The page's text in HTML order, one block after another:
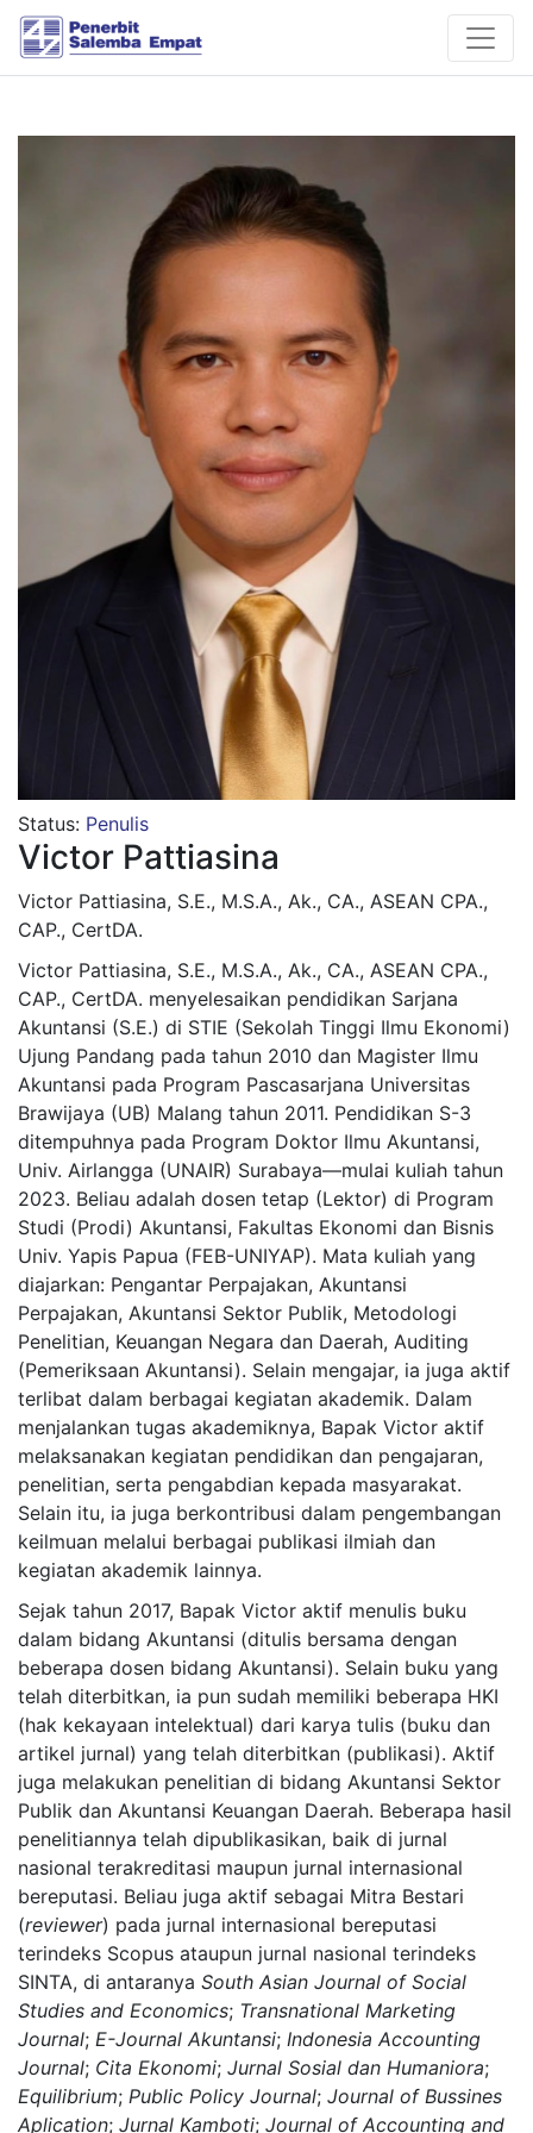
Status: Penulis
Victor Pattiasina
Victor Pattiasina, S.E., M.S.A., Ak., CA., ASEAN CPA.,
CAP., CertDA.
Victor Pattiasina, S.E., M.S.A., Ak., CA., ASEAN CPA.,
CAP., CertDA. menyelesaikan pendidikan Sarjana
Akuntansi (S.E.) di STIE (Sekolah Tinggi Ilmu Ekonomi)
Ujung Pandang pada tahun 2010 dan Magister Ilmu
Akuntansi pada Program Pascasarjana Universitas
Brawijaya (UB) Malang tahun 2011. Pendidikan S-3
ditempuhnya pada Program Doktor Ilmu Akuntansi,
Univ. Airlangga (UNAIR) Surabaya—mulai kuliah tahun
2023. Beliau adalah dosen tetap (Lektor) di Program
Studi (Prodi) Akuntansi, Fakultas Ekonomi dan Bisnis
Univ. Yapis Papua (FEB-UNIYAP). Mata kuliah yang
diajarkan: Pengantar Perpajakan, Akuntansi
Perpajakan, Akuntansi Sektor Publik, Metodologi
Penelitian, Keuangan Negara dan Daerah, Auditing
(Pemeriksaan Akuntansi). Selain mengajar, ia juga aktif
terlibat dalam berbagai kegiatan akademik. Dalam
menjalankan tugas akademiknya, Bapak Victor aktif
melaksanakan kegiatan pendidikan dan pengajaran,
penelitian, serta pengabdian kepada masyarakat.
Selain itu, ia juga berkontribusi dalam pengembangan
keilmuan melalui berbagai publikasi ilmiah dan
kegiatan akademik lainnya.
Sejak tahun 2017, Bapak Victor aktif menulis buku
dalam bidang Akuntansi (ditulis bersama dengan
beberapa dosen bidang Akuntansi). Selain buku yang
telah diterbitkan, ia pun sudah memiliki beberapa HKI
(hak kekayaan intelektual) dari karya tulis (buku dan
artikel jurnal) yang telah diterbitkan (publikasi). Aktif
juga melakukan penelitian di bidang Akuntansi Sektor
Publik dan Akuntansi Keuangan Daerah. Beberapa hasil
penelitiannya telah dipublikasikan, baik di jurnal
nasional terakreditasi maupun jurnal internasional
bereputasi. Beliau juga aktif sebagai Mitra Bestari
(reviewer) pada jurnal internasional bereputasi
terindeks Scopus ataupun jurnal nasional terindeks
SINTA, di antaranya South Asian Journal of Social
Studies and Economics; Transnational Marketing
Journal; E-Journal Akuntansi; Indonesia Accounting
Journal; Cita Ekonomi; Jurnal Sosial dan Humaniora;
Equilibrium; Public Policy Journal; Journal of Bussines
Aplication; Jurnal Kamboti; Journal of Accounting and